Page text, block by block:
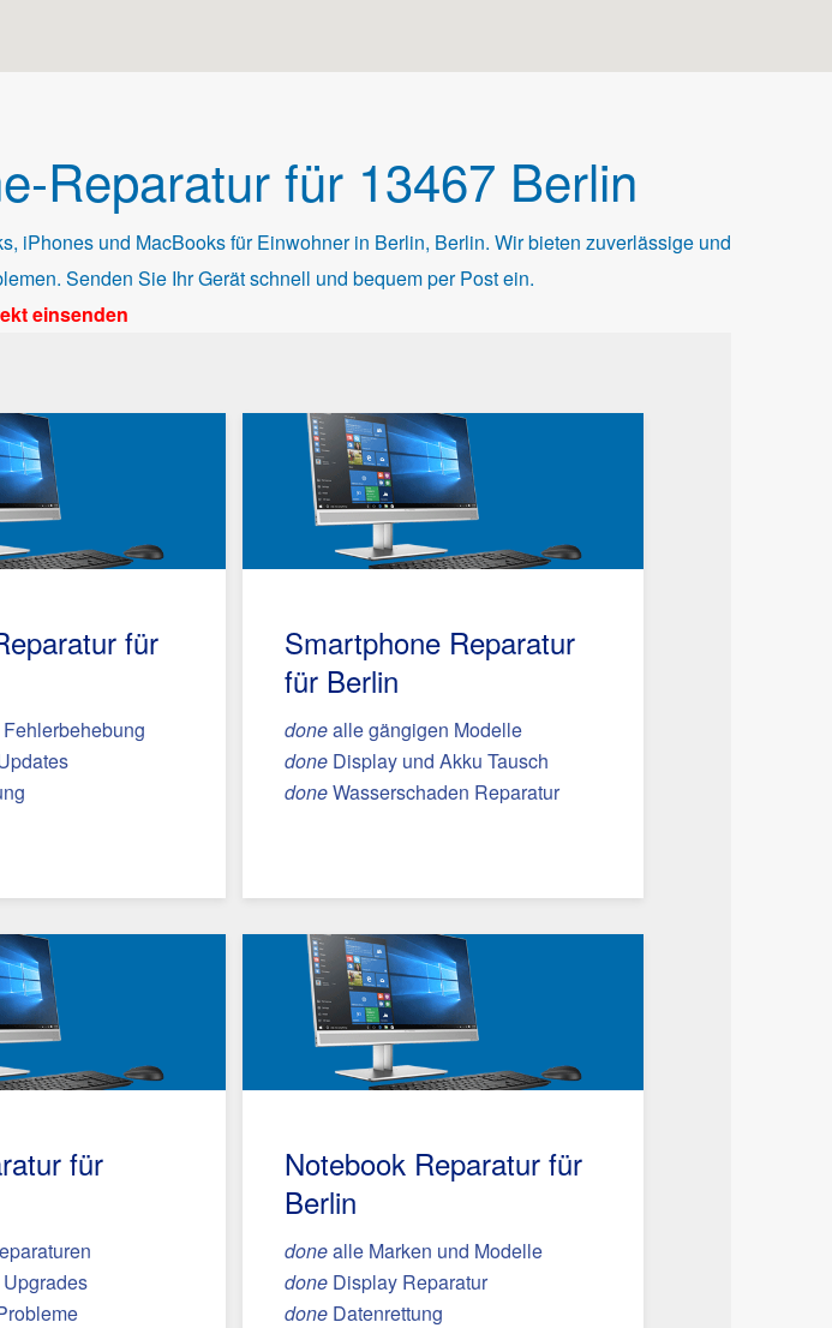
Reparatur für 13467 Berlin
iPhones und MacBooks für Einwohner in Berlin, Berlin. Wir bieten zuverlässige und
Senden Sie Ihr Gerät schnell und bequem per Post ein.
einsenden
für
Smartphone Reparatur
für Berlin
donealle gängigen Modelle
doneDisplay und Akku Tausch
doneWasserschaden Reparatur
für
Notebook Reparatur für
Berlin
donealle Marken und Modelle
doneDisplay Reparatur
doneDatenrettung